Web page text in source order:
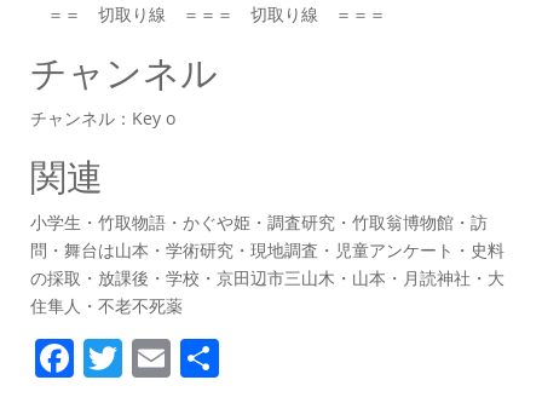
＝＝ 切取り線 ＝＝＝ 切取り線 ＝＝＝
チャンネル
チャンネル：Key o
関連
小学生・竹取物語・かぐや姫・調査研究・竹取翁博物館・訪
問・舞台は山本・学術研究・現地調査・児童アンケート・史料
の採取・放課後・学校・京田辺市三山木・山本・月読神社・大
住隼人・不老不死薬
F T E